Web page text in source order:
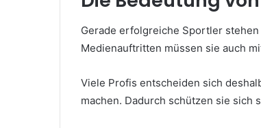
Gerade erfolgreiche Sportler
Medienauftritten müssen sie auch
Viele Profis entscheiden sich
machen. Dadurch schützen sie sich